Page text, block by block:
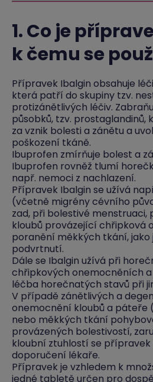
1. Co je
k čemu se
Přípravek Ibalgin obsahuje
která patří do skupiny tzv.
protizánětlivých léčiv.
působků, tzv. prostaglandinů,
za vznik bolesti a zánětu a
poškození tkáně.
Ibuprofen zmírňuje bolest a
Ibuprofen rovněž tlumí
např. nemoci z nachlazení.
Přípravek Ibalgin se užívá
(včetně migrény cévního
zad, při bolestivé menstruaci,
kloubů provázející chřipková
poranění měkkých tkání, jako
podvrtnutí.
Dále se Ibalgin užívá při
chřipkových onemocněních
léčba horečnatých stavů při
V případě zánětlivých a
onemocnění kloubů a
nebo měkkých tkání
provázených bolestivostí,
kloubní ztuhlostí se přípravek
doporučení lékaře.
Přípravek je vzhledem k
jedné tabletě určen pro